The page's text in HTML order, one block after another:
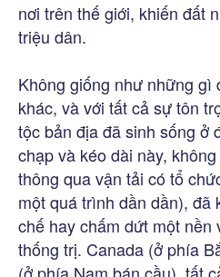
nơi trên thế giới, khiến đất
triệu dân.
Không giống như những gì
khác, và với tất cả sự tôn
tộc bản địa đã sinh sống ở
chạp và kéo dài này,
thông qua vận tải có tổ
một quá trình dần dần), đã
chế hay chấm dứt một nền
thống trị. Canada (ở phía
(ở phía Nam bán cầu), tất